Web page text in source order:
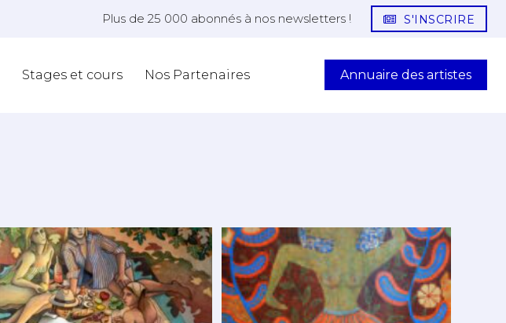
Plus de 25 000 abonnés à nos newsletters ! S'INSCRIRE
Stages et cours Nos Partenaires Annuaire des artistes